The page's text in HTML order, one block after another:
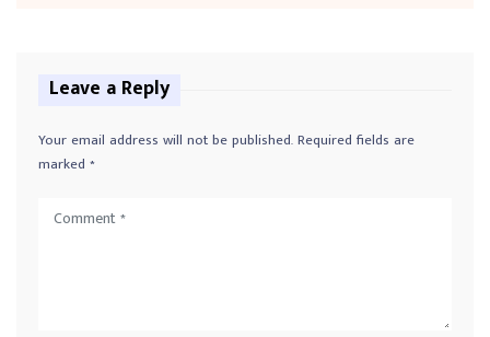
Leave a Reply
Your email address will not be published.Required fields are
marked *